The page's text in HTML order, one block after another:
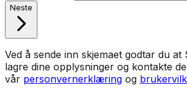
Neste
Ved å sende inn skjemaet godtar du
lagre dine opplysninger og kontakte
vår personvernerklæring og